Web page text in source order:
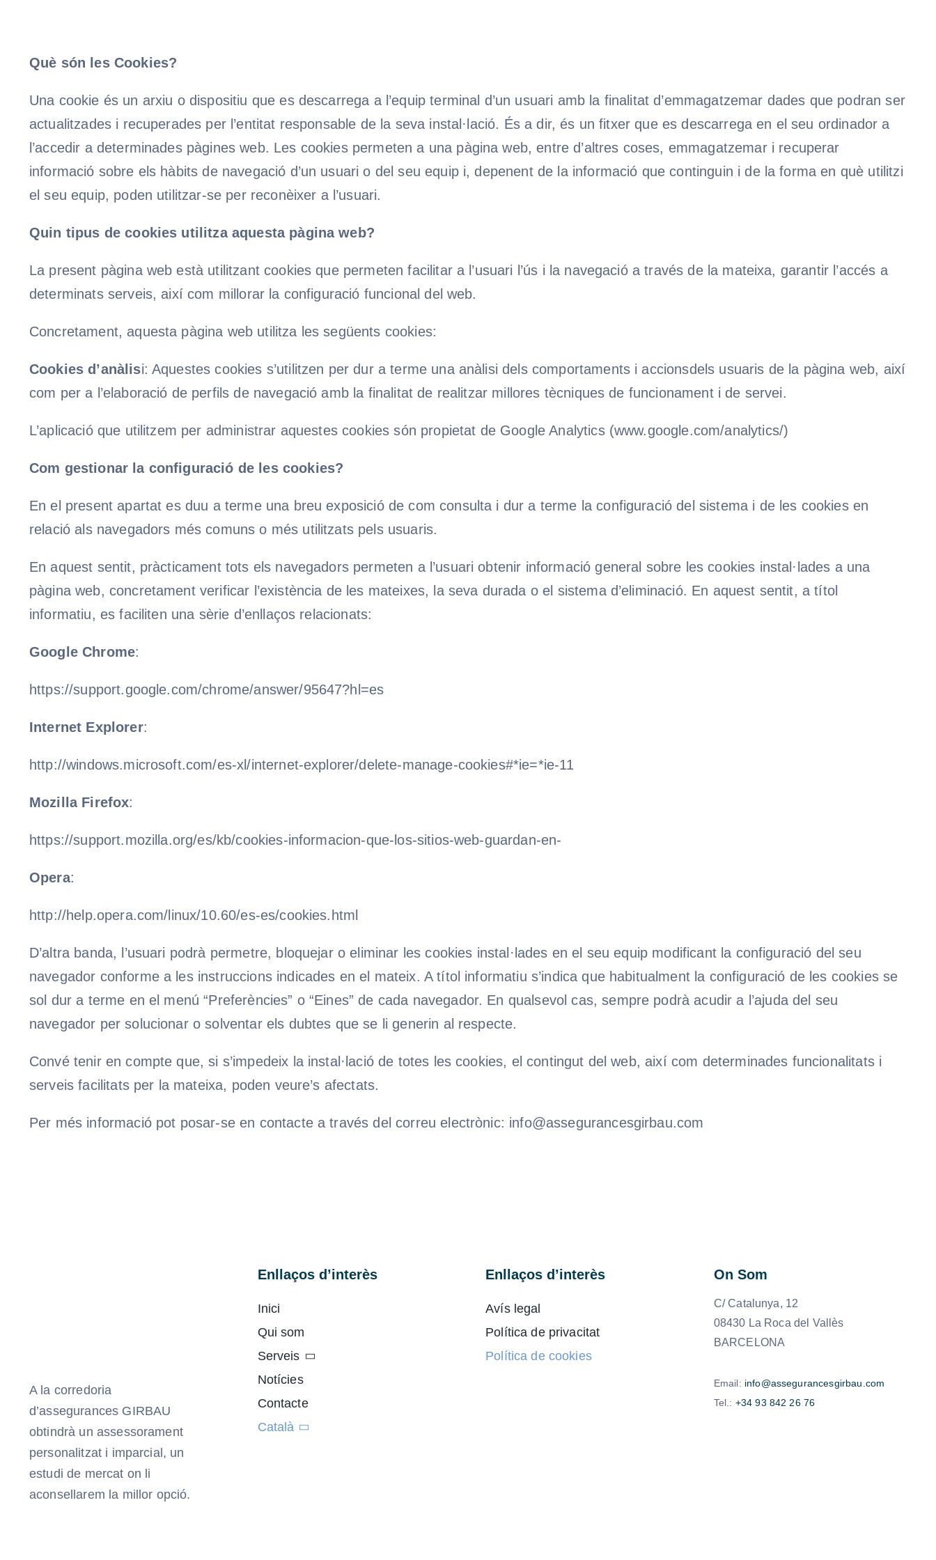
Què són les Cookies?
Una cookie és un arxiu o dispositiu que es descarrega a l’equip terminal d’un usuari amb la finalitat d’emmagatzemar dades que podran ser
actualitzades i recuperades per l’entitat responsable de la seva instal·lació. És a dir, és un fitxer que es descarrega en el seu ordinador a
l’accedir a determinades pàgines web. Les cookies permeten a una pàgina web, entre d’altres coses, emmagatzemar i recuperar
informació sobre els hàbits de navegació d’un usuari o del seu equip i, depenent de la informació que continguin i de la forma en què utilitzi
el seu equip, poden utilitzar-se per reconèixer a l’usuari.
Quin tipus de cookies utilitza aquesta pàgina web?
La present pàgina web està utilitzant cookies que permeten facilitar a l’usuari l’ús i la navegació a través de la mateixa, garantir l’accés a
determinats serveis, així com millorar la configuració funcional del web.
Concretament, aquesta pàgina web utilitza les següents cookies:
Cookies d’anàlisi: Aquestes cookies s’utilitzen per dur a terme una anàlisi dels comportaments i accionsdels usuaris de la pàgina web, així
com per a l’elaboració de perfils de navegació amb la finalitat de realitzar millores tècniques de funcionament i de servei.
L’aplicació que utilitzem per administrar aquestes cookies són propietat de Google Analytics (www.google.com/analytics/)
Com gestionar la configuració de les cookies?
En el present apartat es duu a terme una breu exposició de com consulta i dur a terme la configuració del sistema i de les cookies en
relació als navegadors més comuns o més utilitzats pels usuaris.
En aquest sentit, pràcticament tots els navegadors permeten a l’usuari obtenir informació general sobre les cookies instal·lades a una
pàgina web, concretament verificar l’existència de les mateixes, la seva durada o el sistema d’eliminació. En aquest sentit, a títol
informatiu, es faciliten una sèrie d’enllaços relacionats:
Google Chrome:
https://support.google.com/chrome/answer/95647?hl=es
Internet Explorer:
http://windows.microsoft.com/es-xl/internet-explorer/delete-manage-cookies#*ie=*ie-11
Mozilla Firefox:
https://support.mozilla.org/es/kb/cookies-informacion-que-los-sitios-web-guardan-en-
Opera:
http://help.opera.com/linux/10.60/es-es/cookies.html
D’altra banda, l’usuari podrà permetre, bloquejar o eliminar les cookies instal·lades en el seu equip modificant la configuració del seu
navegador conforme a les instruccions indicades en el mateix. A títol informatiu s’indica que habitualment la configuració de les cookies se
sol dur a terme en el menú “Preferències” o “Eines” de cada navegador. En qualsevol cas, sempre podrà acudir a l’ajuda del seu
navegador per solucionar o solventar els dubtes que se li generin al respecte.
Convé tenir en compte que, si s’impedeix la instal·lació de totes les cookies, el contingut del web, així com determinades funcionalitats i
serveis facilitats per la mateixa, poden veure’s afectats.
Per més informació pot posar-se en contacte a través del correu electrònic: info@assegurancesgirbau.com
A la corredoria
d’assegurances GIRBAU
obtindrà un assessorament
personalitzat i imparcial, un
estudi de mercat on li
aconsellarem la millor opció.
Enllaços d’interès
Inici
Qui som
Serveis
Notícies
Contacte
Català
Enllaços d’interès
Avís legal
Política de privacitat
Política de cookies
On Som
C/ Catalunya, 12
08430 La Roca del Vallès
BARCELONA
Email: info@assegurancesgirbau.com
Tel.: +34 93 842 26 76